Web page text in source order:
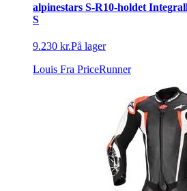
alpinestars S-R10-holdet
S
9.230 kr.På lager
Louis Fra PriceRunner